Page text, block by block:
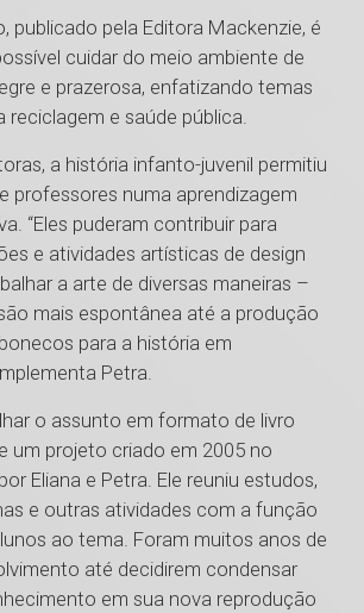
publicado pela Editora Mackenzie, é
cuidar do meio ambiente de
e prazerosa, enfatizando temas
reciclagem e saúde pública.
a história infanto-juvenil permitiu
professores numa aprendizagem
“Eles puderam contribuir para
e atividades artísticas de design
a arte de diversas maneiras –
mais espontânea até a produção
para a história em
Petra.
o assunto em formato de livro
um projeto criado em 2005 no
Eliana e Petra. Ele reuniu estudos,
e outras atividades com a função
ao tema. Foram muitos anos de
até decidirem condensar
em sua nova reprodução